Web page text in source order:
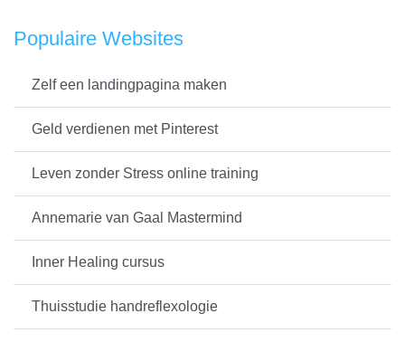
Populaire Websites
Zelf een landingpagina maken
Geld verdienen met Pinterest
Leven zonder Stress online training
Annemarie van Gaal Mastermind
Inner Healing cursus
Thuisstudie handreflexologie